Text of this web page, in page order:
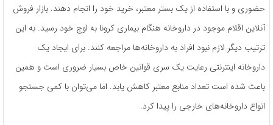
حضوری و با استفاده از یک بستر معتبر، خرید خود را انجام دهند. بازار فروش
آنلاین اقلام موجود در داروخانه هنگام بیماری کرونا به اوج خود رسید. به این
ترتیب دیگر لازم نبود افراد به داروخانه‌ها مراجعه کنند. برای ایجاد یک
داروخانه اینترنتی رعایت یک سری قوانین خاص بسیار ضروری است و همین
باعث شده است تعداد منابع معتبر کاهش یابد. اما می‌توان با کمی جستجو
انواع داروخانه‌های خارجی را پیدا کرد.